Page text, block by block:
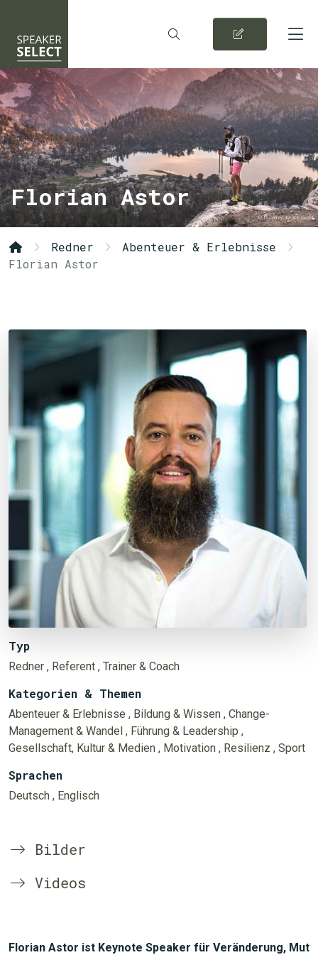
© Do What Make Good
Florian Astor
Redner
Abenteuer & Erlebnisse
Florian Astor
Typ
Redner , Referent , Trainer & Coach
Kategorien & Themen
Abenteuer & Erlebnisse , Bildung & Wissen , Change-
Management & Wandel , Führung & Leadership ,
Gesellschaft, Kultur & Medien , Motivation , Resilienz , Sport
Sprachen
Deutsch , Englisch
Bilder
Videos
Florian Astor ist Keynote Speaker für Veränderung, Mut